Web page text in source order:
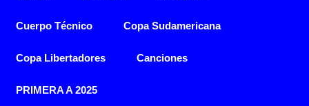
Cuerpo Técnico Copa Sudamericana
Copa Libertadores Canciones
PRIMERA A 2025